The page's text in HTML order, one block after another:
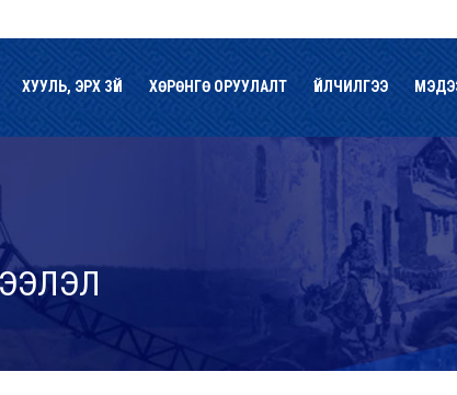
ХУУЛЬ, ЭРХ ЗҮЙ ХӨРӨНГӨ ОРУУЛАЛТ ҮЙЛЧИЛГЭЭ